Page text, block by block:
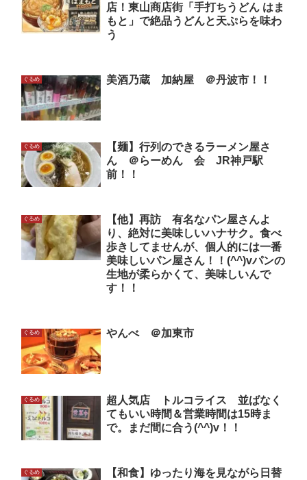
店！東山商店街「手打ちうどん はま
もと」で絶品うどんと天ぷらを味わ
う
ぐるめ 美酒乃蔵 加納屋 ＠丹波市！！
ぐるめ
【麺】行列のできるラーメン屋さ
ん ＠らーめん 会 JR神戸駅
前！！
ぐるめ
【他】再訪 有名なパン屋さんよ
り、絶対に美味しいハナサク。食べ
歩きしてませんが、個人的には一番
美味しいパン屋さん！！(^^)vパンの
生地が柔らかくて、美味しいんで
す！！
ぐるめ やんべ ＠加東市
ぐるめ
超人気店 トルコライス 並ばなく
てもいい時間＆営業時間は15時ま
で。まだ間に合う(^^)v！！
ぐるめ
【和食】ゆったり海を見ながら日替